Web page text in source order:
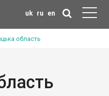
uk ru en
область